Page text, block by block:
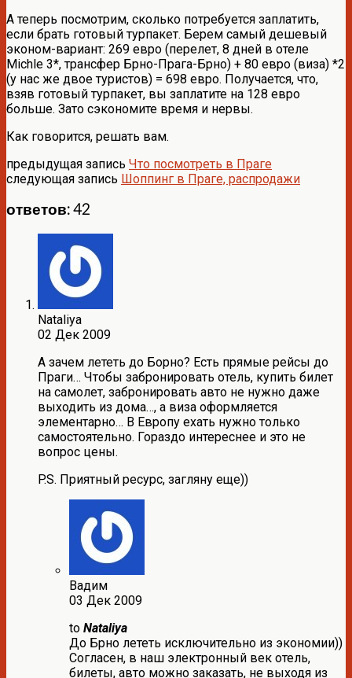
А теперь посмотрим, сколько потребуется заплатить,
если брать готовый турпакет. Берем самый дешевый
эконом-вариант: 269 евро (перелет, 8 дней в отеле
Michle 3*, трансфер Брно-Прага-Брно) + 80 евро (виза) *2
(у нас же двое туристов) = 698 евро. Получается, что,
взяв готовый турпакет, вы заплатите на 128 евро
больше. Зато сэкономите время и нервы.
Как говорится, решать вам.
предыдущая запись Что посмотреть в Праге
следующая запись Шоппинг в Праге, распродажи
ответов: 42
Nataliya
02 Дек 2009
А зачем лететь до Борно? Есть прямые рейсы до
Праги… Чтобы забронировать отель, купить билет
на самолет, забронировать авто не нужно даже
выходить из дома…, а виза оформляется
элементарно… В Европу ехать нужно только
самостоятельно. Гораздо интереснее и это не
вопрос цены.
P.S. Приятный ресурс, загляну еще))
Вадим
03 Дек 2009
to Nataliya
До Брно лететь исключительно из экономии))
Согласен, в наш электронный век отель,
билеты, авто можно заказать, не выходя из